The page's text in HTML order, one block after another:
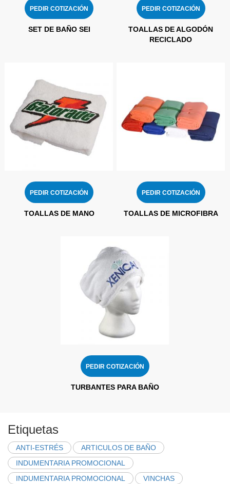
PEDIR COTIZACIÓN
SET DE BAÑO SEI
PEDIR COTIZACIÓN
TOALLAS DE ALGODÓN
RECICLADO
PEDIR COTIZACIÓN
TOALLAS DE MANO
PEDIR COTIZACIÓN
TOALLAS DE MICROFIBRA
PEDIR COTIZACIÓN
TURBANTES PARA BAÑO
Etiquetas
ANTI-ESTRÉS
ARTICULOS DE BAÑO
INDUMENTARIA PROMOCIONAL
INDUMENTARIA PROMOCIONAL
VINCHAS